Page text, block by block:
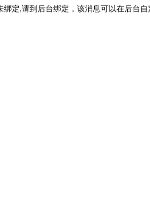
绑定,请到后台绑定，该消息可以在后台自